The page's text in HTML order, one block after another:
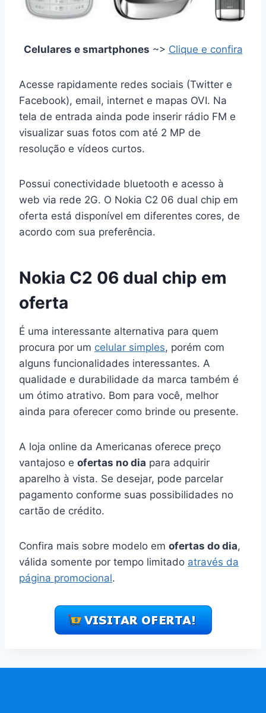
Celulares e smartphones ~> Clique e confira
Acesse rapidamente redes sociais (Twitter e
Facebook), email, internet e mapas OVI. Na
tela de entrada ainda pode inserir rádio FM e
visualizar suas fotos com até 2 MP de
resolução e vídeos curtos.
Possui conectividade bluetooth e acesso à
web via rede 2G. O Nokia C2 06 dual chip em
oferta está disponível em diferentes cores, de
acordo com sua preferência.
Nokia C2 06 dual chip em
oferta
É uma interessante alternativa para quem
procura por um celular simples, porém com
alguns funcionalidades interessantes. A
qualidade e durabilidade da marca também é
um ótimo atrativo. Bom para você, melhor
ainda para oferecer como brinde ou presente.
A loja online da Americanas oferece preço
vantajoso e ofertas no dia para adquirir
aparelho à vista. Se desejar, pode parcelar
pagamento conforme suas possibilidades no
cartão de crédito.
Confira mais sobre modelo em ofertas do dia,
válida somente por tempo limitado através da
página promocional.